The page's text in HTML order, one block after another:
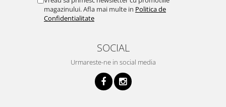
magazinului. Afla mai multe in Politica de
Confidentialitate
SOCIAL
Urmareste-ne in social media